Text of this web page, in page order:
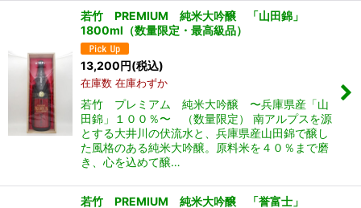
若竹 PREMIUM 純米大吟醸 「山田錦」
1800ml（数量限定・最高級品）
13,200円(税込)
在庫数 在庫わずか
若竹 プレミアム 純米大吟醸 〜兵庫県産「山
田錦」１００％〜 （数量限定） 南アルプスを源
とする大井川の伏流水と、兵庫県産山田錦で醸し
た風格のある純米大吟醸。原料米を４０％まで磨
き、心を込めて醸…
若竹 PREMIUM 純米大吟醸 「誉富士」